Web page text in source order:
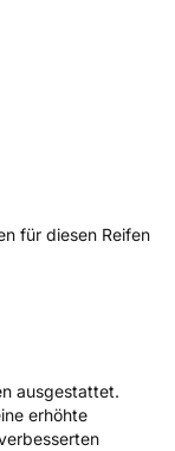
für diesen Reifen
ausgestattet.
erhöhte